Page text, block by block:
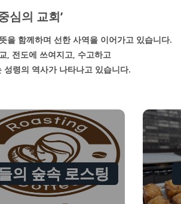
심의 교회’
을 함께하며 선한 사역을 이어가고 있습니다.
, 전도에 쓰여지고, 수고하고
령의 역사가 나타나고 있습니다.
의 숲속 로스팅